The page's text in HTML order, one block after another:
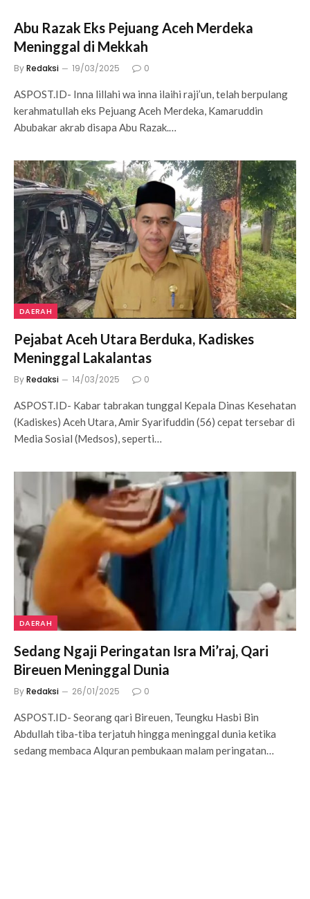
Abu Razak Eks Pejuang Aceh Merdeka
Meninggal di Mekkah
ByRedaksi 19/03/2025 0
ASPOST.ID- Inna lillahi wa inna ilaihi raji’un, telah berpulang
kerahmatullah eks Pejuang Aceh Merdeka, Kamaruddin
Abubakar akrab disapa Abu Razak.…
DAERAH
Pejabat Aceh Utara Berduka, Kadiskes
Meninggal Lakalantas
ByRedaksi 14/03/2025 0
ASPOST.ID- Kabar tabrakan tunggal Kepala Dinas Kesehatan
(Kadiskes) Aceh Utara, Amir Syarifuddin (56) cepat tersebar di
Media Sosial (Medsos), seperti…
DAERAH
Sedang Ngaji Peringatan Isra Mi’raj, Qari
Bireuen Meninggal Dunia
ByRedaksi 26/01/2025 0
ASPOST.ID- Seorang qari Bireuen, Teungku Hasbi Bin
Abdullah tiba-tiba terjatuh hingga meninggal dunia ketika
sedang membaca Alquran pembukaan malam peringatan…